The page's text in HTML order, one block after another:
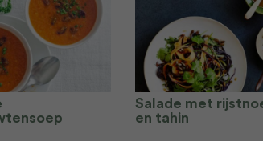
Salade met
en tahin